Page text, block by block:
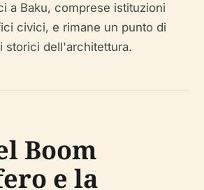
a Baku, comprese istituzioni
civici, e rimane un punto di
storici dell'architettura.
Boom
e la